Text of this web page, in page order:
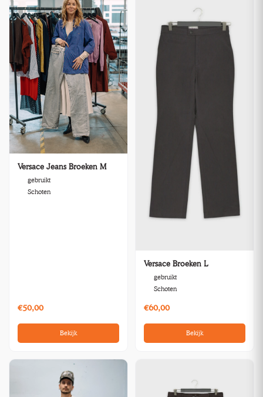
Versace Jeans Broeken M
gebruikt
Schoten
€50,00
Bekijk
Versace Broeken L
gebruikt
Schoten
€60,00
Bekijk